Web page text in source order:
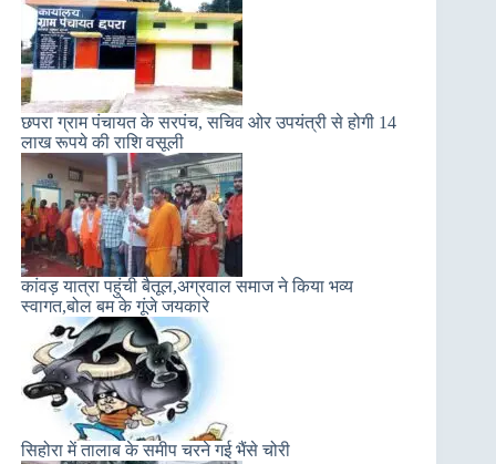
छपरा ग्राम पंचायत के सरपंच, सचिव ओर उपयंत्री से होगी 14
लाख रूपये की राशि वसूली
कांवड़ यात्रा पहुंची बैतूल,अग्रवाल समाज ने किया भव्य
स्वागत,बोल बम के गूंजे जयकारे
सिहोरा में तालाब के समीप चरने गई भैंसे चोरी